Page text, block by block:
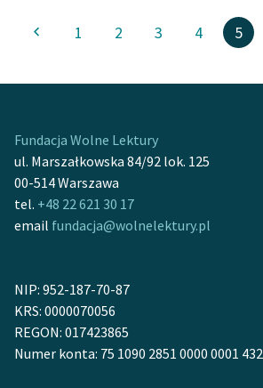
1 2 3 4 5
Fundacja Wolne Lektury
ul. Marszałkowska 84/92 lok. 125
00-514 Warszawa
tel. +48 22 621 30 17
email fundacja@wolnelektury.pl
NIP: 952-187-70-87
KRS: 0000070056
REGON: 017423865
Numer konta: 75 1090 2851 0000 0001